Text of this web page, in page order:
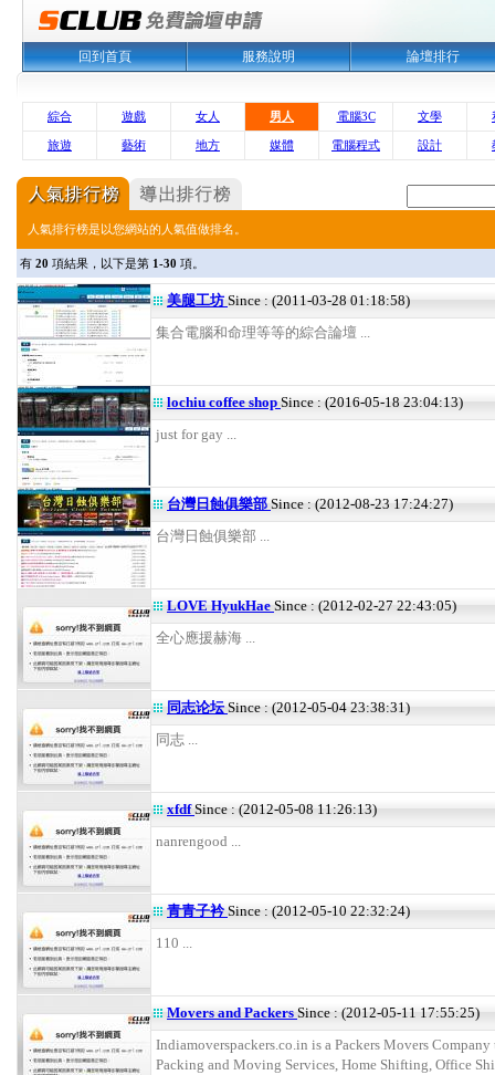
回到首頁 服務說明 論壇排行
綜合 遊戲 女人 男人 電腦3C 文學
旅遊 藝術 地方 媒體 電腦程式 設計
人氣排行榜是以您網站的人氣值做排名。
有 20 項結果，以下是第 1-30 項。
美腿工坊 Since : (2011-03-28 01:18:58)
集合電腦和命理等等的綜合論壇 ...
lochiu coffee shop Since : (2016-05-18 23:04:13)
just for gay ...
台灣日蝕俱樂部 Since : (2012-08-23 17:24:27)
台灣日蝕俱樂部 ...
LOVE HyukHae Since : (2012-02-27 22:43:05)
全心應援赫海 ...
同志论坛Since : (2012-05-04 23:38:31)
同志 ...
xfdfSince : (2012-05-08 11:26:13)
nanrengood ...
青青子衿Since : (2012-05-10 22:32:24)
110 ...
Movers and Packers Since : (2012-05-11 17:55:25)
Indiamoverspackers.co.in is a Packers Movers Company
Packing and Moving Services, Home Shifting, Office